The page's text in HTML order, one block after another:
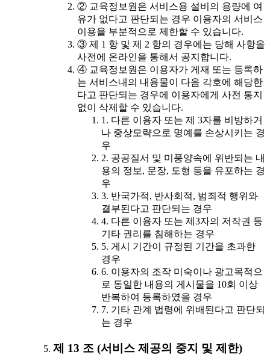
② 교육정보원은 서비스용 설비의 용량에 여
유가 없다고 판단되는 경우 이용자의 서비스
이용을 부분적으로 제한할 수 있습니다.
③ 제 1 항 및 제 2 항의 경우에는 당해 사항을
사전에 온라인을 통해서 공지합니다.
④ 교육정보원은 이용자가 게재 또는 등록하
는 서비스내의 내용물이 다음 각호에 해당한
다고 판단되는 경우에 이용자에게 사전 통지
없이 삭제할 수 있습니다.
1. 다른 이용자 또는 제 3자를 비방하거
나 중상모략으로 명예를 손상시키는 경
우
2. 공공질서 및 미풍양속에 위반되는 내
용의 정보, 문장, 도형 등을 유포하는 경
우
3. 반국가적, 반사회적, 범죄적 행위와
결부된다고 판단되는 경우
4. 다른 이용자 또는 제3자의 저작권 등
기타 권리를 침해하는 경우
5. 게시 기간이 규정된 기간을 초과한
경우
6. 이용자의 조작 미숙이나 광고목적으
로 동일한 내용의 게시물을 10회 이상
반복하여 등록하였을 경우
7. 기타 관계 법령에 위배된다고 판단되
는 경우
제 13 조 (서비스 제공의 중지 및 제한)